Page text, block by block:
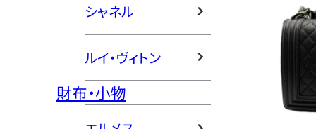
シャネル
ルイ・ヴィトン
財布・小物